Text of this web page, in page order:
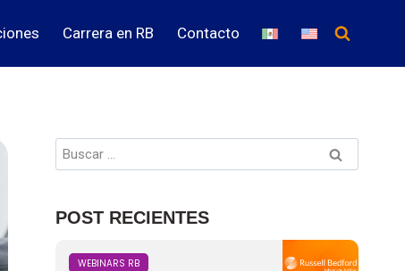
Carrera en RB Contacto
POST RECIENTES
WEBINARS RB